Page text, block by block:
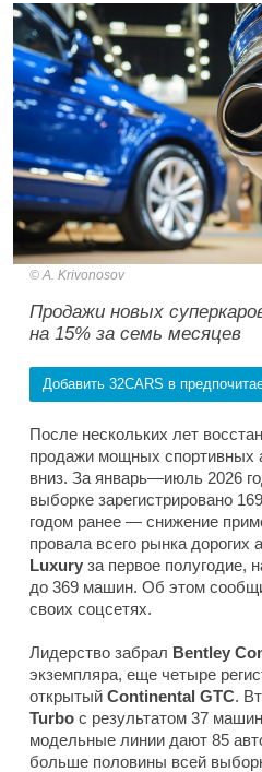
A. Krivonosov
Продажи новых
на 15% за семь месяцев
Добавить 32CARS в
После нескольких лет
продажи мощных спортивных
вниз. За январь—июль 2026
выборке зарегистрировано
годом ранее — снижение
провала всего рынка дорогих
Luxury за первое полугодие,
до 369 машин. Об этом
своих соцсетях.
Лидерство забрал Bentley
экземпляра, еще четыре
открытый Continental GTC.
Turbo с результатом 37
модельные линии дают 85
больше половины всей